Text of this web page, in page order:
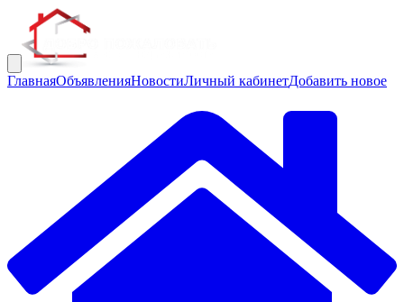
ГлавнаяОбъявленияНовостиЛичный кабинетДобавить новое